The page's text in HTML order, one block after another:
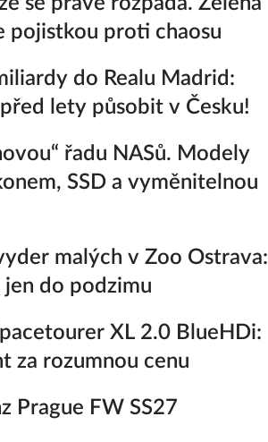
pojistkou proti chaosu
do Realu Madrid:
lety působit v Česku!
řadu NASů. Modely
SSD a vyměnitelnou
malých v Zoo Ostrava:
do podzimu
XL 2.0 BlueHDi:
za rozumnou cenu
Prague FW SS27